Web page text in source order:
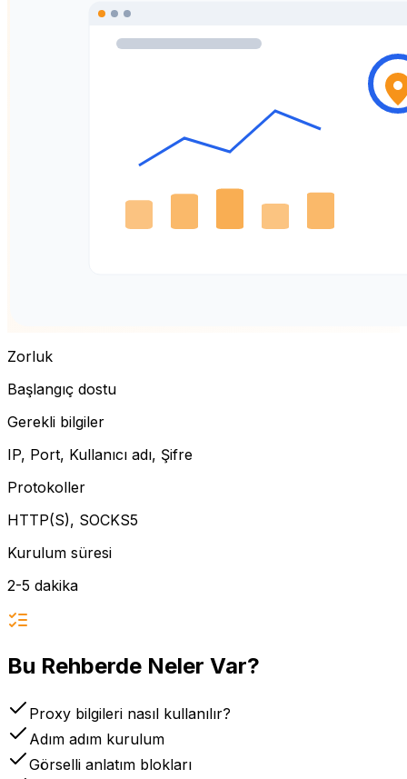
Zorluk
Başlangıç dostu
Gerekli bilgiler
IP, Port, Kullanıcı adı, Şifre
Protokoller
HTTP(S), SOCKS5
Kurulum süresi
2-5 dakika
Bu Rehberde Neler Var?
Proxy bilgileri nasıl kullanılır?
Adım adım kurulum
Görselli anlatım blokları